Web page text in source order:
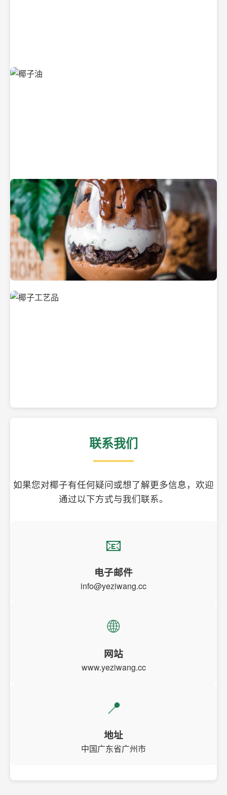
清凉解渴的椰子水
纯净的初榨椰子油
美味的椰子食品
联系我们
如果您对椰子有任何疑问或想了解更多信息，欢迎
通过以下方式与我们联系。
📧
电子邮件
info@yeziwang.cc
🌐
网站
www.yeziwang.cc
📍
地址
中国广东省广州市